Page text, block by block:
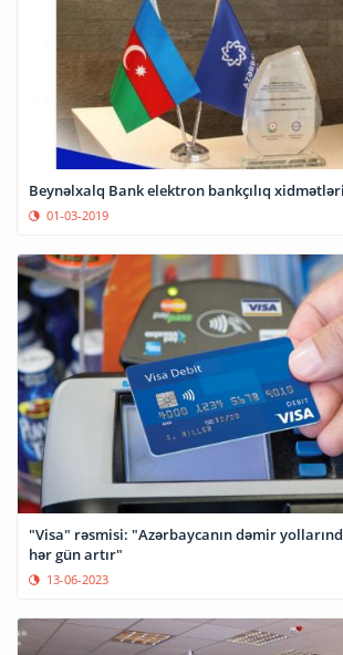
Beynəlxalq Bank elektron bankçılıq
01-03-2019
"Visa" rəsmisi: "Azərbaycanın dəmir
hər gün artır"
13-06-2023